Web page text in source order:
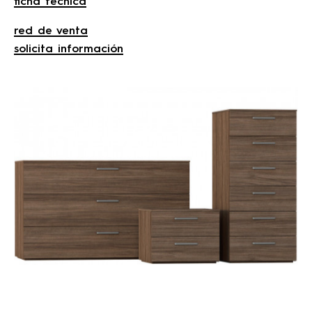
red de venta
solicita información